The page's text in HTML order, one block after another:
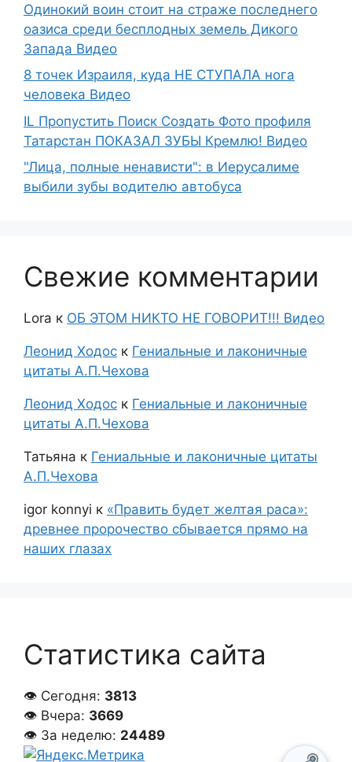
Одинокий воин стоит на страже последнего
оазиса среди бесплодных земель Дикого
Запада Видео
8 точек Израиля, куда НЕ СТУПАЛА нога
человека Видео
IL Пропустить Поиск Создать Фото профиля
Татарстан ПОКАЗАЛ ЗУБЫ Кремлю! Видео
"Лица, полные ненависти": в Иерусалиме
выбили зубы водителю автобуса
Свежие комментарии
Lora к ОБ ЭТОМ НИКТО НЕ ГОВОРИТ!!! Видео
Леонид Ходос к Гениальные и лаконичные
цитаты А.П.Чехова
Леонид Ходос к Гениальные и лаконичные
цитаты А.П.Чехова
Татьяна к Гениальные и лаконичные цитаты
А.П.Чехова
igor konnyi к «Править будет желтая раса»:
древнее пророчество сбывается прямо на
наших глазах
Статистика сайта
👁 Сегодня: 3813
👁 Вчера: 3669
👁 За неделю: 24489